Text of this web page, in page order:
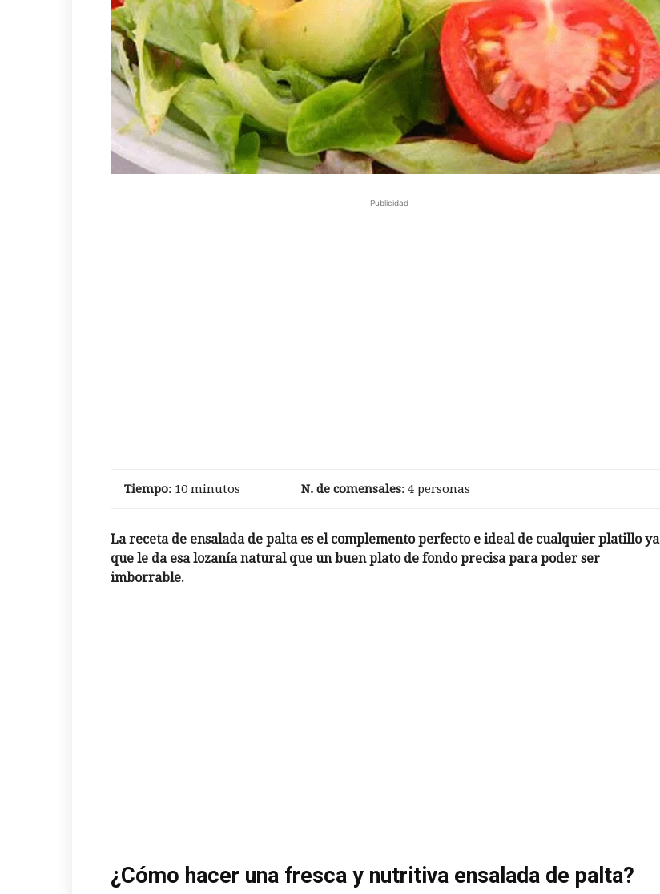
Publicidad
Tiempo: 10 minutos N. de comensales: 4 personas
La receta de ensalada de palta es el complemento perfecto e ideal de cualquier platillo ya
que le da esa lozanía natural que un buen plato de fondo precisa para poder ser
imborrable.
¿Cómo hacer una fresca y nutritiva ensalada de palta?